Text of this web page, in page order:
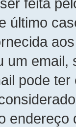
último
um
pode